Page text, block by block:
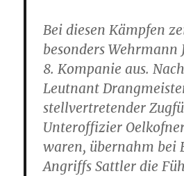
Bei diesen Kämpfen
besonders Wehrmann
8. Kompanie aus.
Leutnant
stellvertretender
Unteroffizier
waren, übernahm bei
Angriffs Sattler die